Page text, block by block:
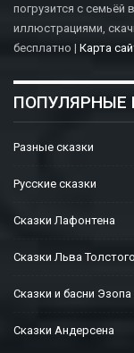
погрузится с
иллюстрациями,
бесплатно | Карта
ПОПУЛЯРНЫЕ
Разные сказки
Русские сказки
Сказки Лафонтена
Сказки Льва Толстого
Сказки и басни Эзопа
Сказки Андерсена